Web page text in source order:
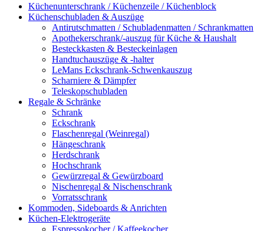
Küchenunterschrank / Küchenzeile / Küchenblock
Küchenschubladen & Auszüge
Antirutschmatten / Schubladenmatten / Schrankmatten
Apothekerschrank/-auszug für Küche & Haushalt
Besteckkasten & Besteckeinlagen
Handtuchauszüge & -halter
LeMans Eckschrank-Schwenkauszug
Scharniere & Dämpfer
Teleskopschubladen
Regale & Schränke
Schrank
Eckschrank
Flaschenregal (Weinregal)
Hängeschrank
Herdschrank
Hochschrank
Gewürzregal & Gewürzboard
Nischenregal & Nischenschrank
Vorratsschrank
Kommoden, Sideboards & Anrichten
Küchen-Elektrogeräte
Espressokocher / Kaffeekocher